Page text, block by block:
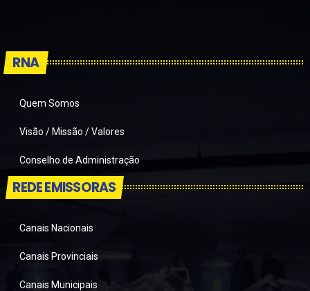
RNA
Quem Somos
Visão / Missão / Valores
Conselho de Administração
REDE EMISSORAS
Canais Nacionais
Canais Provinciais
Canais Municipais